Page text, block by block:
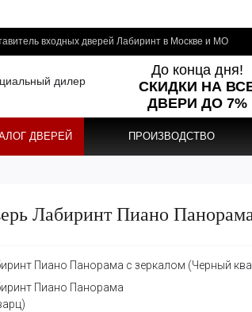
входных дверей Лабиринт в Москве и МО
До конца дня!
СКИДКИ НА
ДВЕРИ ДО 7%
ДВЕРЕЙ ПРОИЗВОДСТВО
Лабиринт Пиано